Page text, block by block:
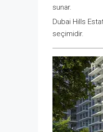
sunar.
Dubai Hills
seçimidir.